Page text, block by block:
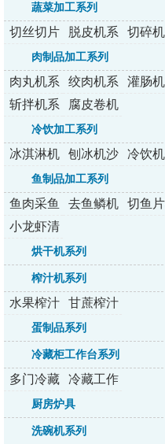
蔬菜加工系列
切丝切片
切丁机
脱皮机系
列
切碎
肉制品加工系列
肉丸机系
列
绞肉机系
列
灌肠
斩拌机系
列
腐皮卷机
冷饮加工系列
冰淇淋机
系列
刨冰机沙
冰机
冷饮
鱼制品加工系列
鱼肉采鱼
机
去鱼鳞机 切鱼
小龙虾清
洗机
烘干机系列
榨汁机系列
水果榨汁
机系列
甘蔗榨汁
机系列
蛋制品系列
冷藏柜工作台系列
多门冷藏
柜系列
冷藏工作
厨房炉具
洗碗机系列